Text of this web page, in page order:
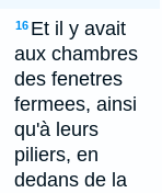
16 Et il y avait
aux chambres
des fenetres
fermees, ainsi
qu'à leurs
piliers, en
dedans de la